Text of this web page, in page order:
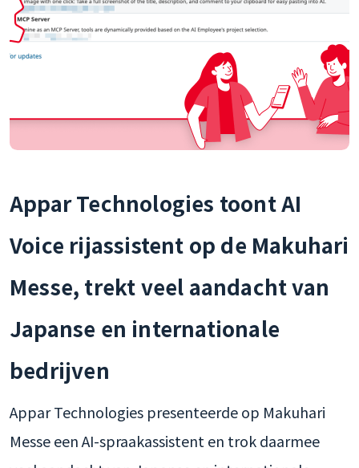
Appar Technologies toont AI
Voice rijassistent op de Makuhari
Messe, trekt veel aandacht van
Japanse en internationale
bedrijven
Appar Technologies presenteerde op Makuhari
Messe een AI-spraakassistent en trok daarmee